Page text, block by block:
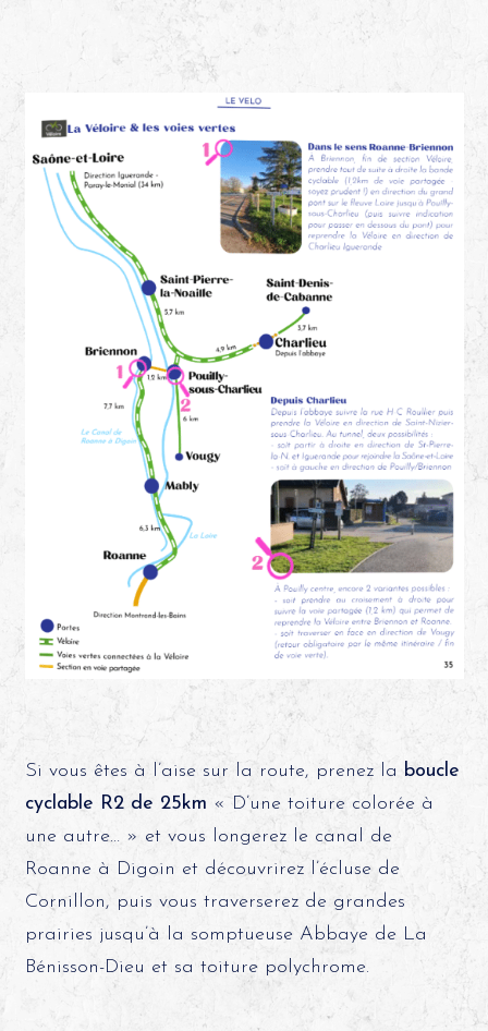
Si vous êtes à l’aise sur la route, prenez la boucle
cyclable R2 de 25km « D’une toiture colorée à
une autre… » et vous longerez le canal de
Roanne à Digoin et découvrirez l’écluse de
Cornillon, puis vous traverserez de grandes
prairies jusqu’à la somptueuse Abbaye de La
Bénisson-Dieu et sa toiture polychrome.